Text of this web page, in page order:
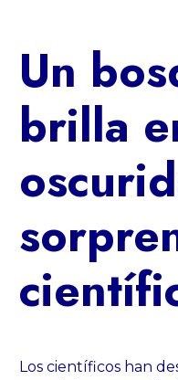
Un
brilla
Los científicos han